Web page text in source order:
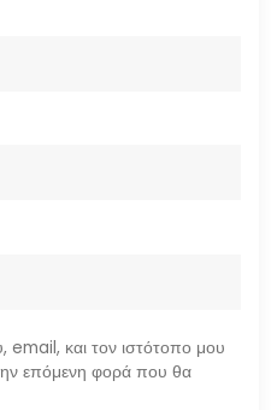
και τον ιστότοπο μου
επόμενη φορά που θα